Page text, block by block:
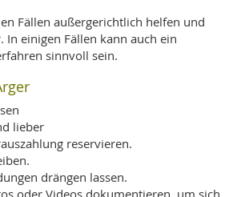
Fällen außergerichtlich helfen und
einigen Fällen kann auch ein
sinnvoll sein.
lieber
reservieren.
drängen lassen.
oder Videos dokumentieren, um sich